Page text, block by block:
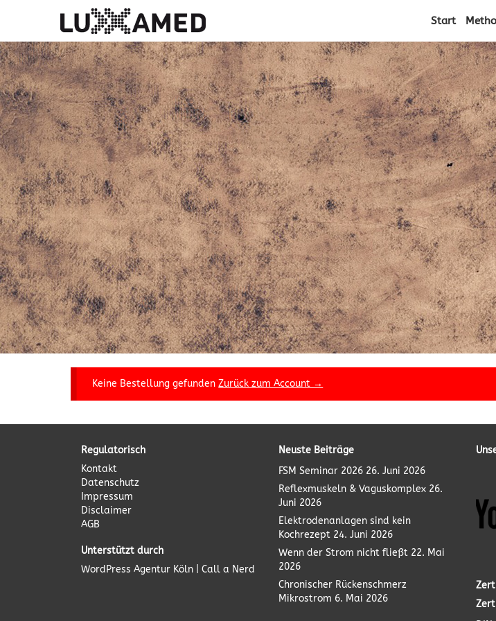
Start
Keine Bestellung gefundenZurück zum Account →
Regulatorisch
Kontakt
Datenschutz
Impressum
Disclaimer
AGB
Unterstützt durch
WordPress Agentur Köln | Call a Nerd
Neuste Beiträge
FSM Seminar 2026 26. Juni 2026
Reflexmuskeln & Vaguskomplex 26.
Juni 2026
Elektrodenanlagen sind kein
Kochrezept 24. Juni 2026
Wenn der Strom nicht fließt 22. Mai
2026
Chronischer Rückenschmerz
Mikrostrom 6. Mai 2026